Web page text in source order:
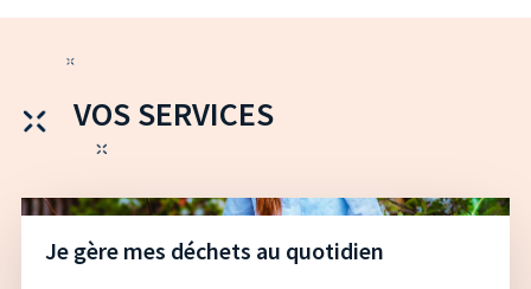
VOS SERVICES
Je gère mes déchets au quotidien